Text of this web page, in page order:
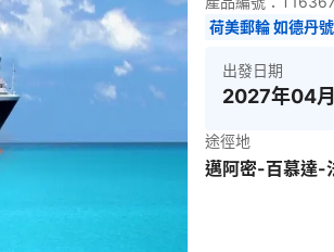
荷美郵輪 如德丹號
出發日期
2027年04
途徑地
邁阿密-百慕達-